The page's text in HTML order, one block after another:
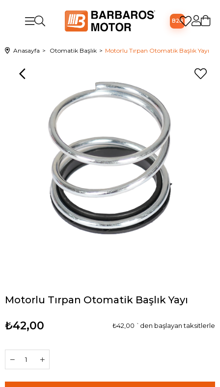
B2B
Anasayfa Otomatik Başlık Motorlu Tırpan Otomatik Başlık Yayı
Motorlu Tırpan Otomatik Başlık Yayı
₺42,00 ₺42,00 `den başlayan taksitlerle